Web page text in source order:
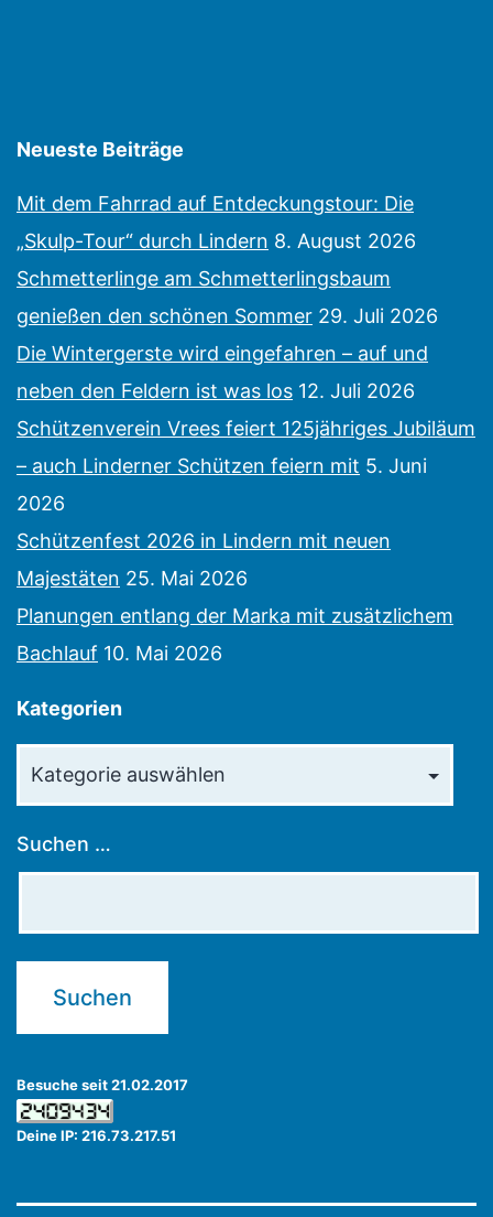
Neueste Beiträge
Mit dem Fahrrad auf Entdeckungstour: Die
„Skulp-Tour“ durch Lindern 8. August 2026
Schmetterlinge am Schmetterlingsbaum
genießen den schönen Sommer 29. Juli 2026
Die Wintergerste wird eingefahren – auf und
neben den Feldern ist was los 12. Juli 2026
Schützenverein Vrees feiert 125jähriges Jubiläum
– auch Linderner Schützen feiern mit 5. Juni
2026
Schützenfest 2026 in Lindern mit neuen
Majestäten 25. Mai 2026
Planungen entlang der Marka mit zusätzlichem
Bachlauf 10. Mai 2026
Kategorien
Suchen …
Besuche seit 21.02.2017
Deine IP: 216.73.217.51